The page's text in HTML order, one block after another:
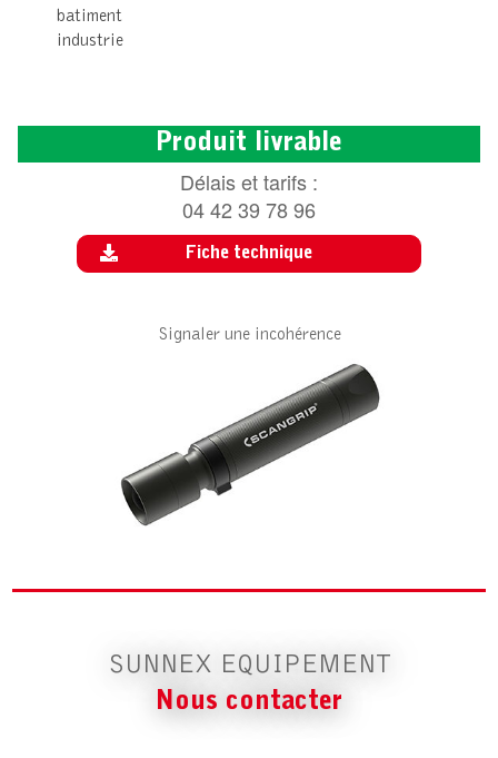
batiment
industrie
Produit livrable
Délais et tarifs :
04 42 39 78 96
Fiche technique
Signaler une incohérence
SUNNEX EQUIPEMENT
Nous contacter